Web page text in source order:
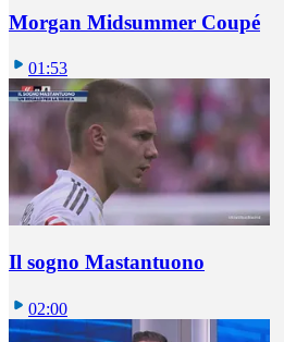
Morgan Midsummer Coupé
01:53
Il sogno Mastantuono
02:00